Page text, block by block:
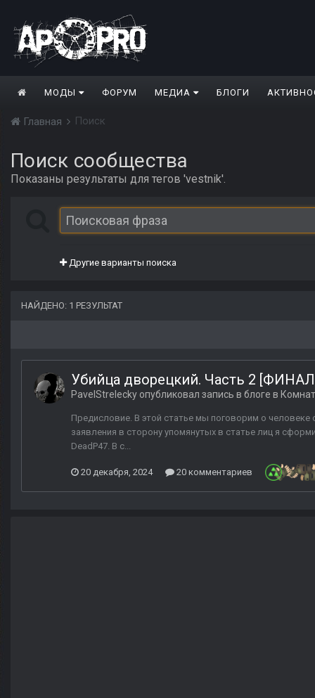
МОДЫ ФОРУМ МЕДИА БЛОГИ
Главная Поиск
Поиск сообщества
Показаны результаты для тегов 'vestnik'.
Другие варианты поиска
НАЙДЕНО: 1 РЕЗУЛЬТАТ
Убийца дворецкий. Часть 2
PavelStrelecky опубликовал запись в блоге в
Предисловие. В этой статье мы поговорим о человеке
заявления в сторону упомянутых в статье лиц я
DeadP47. В с...
20 декабря, 2024 20 комментариев